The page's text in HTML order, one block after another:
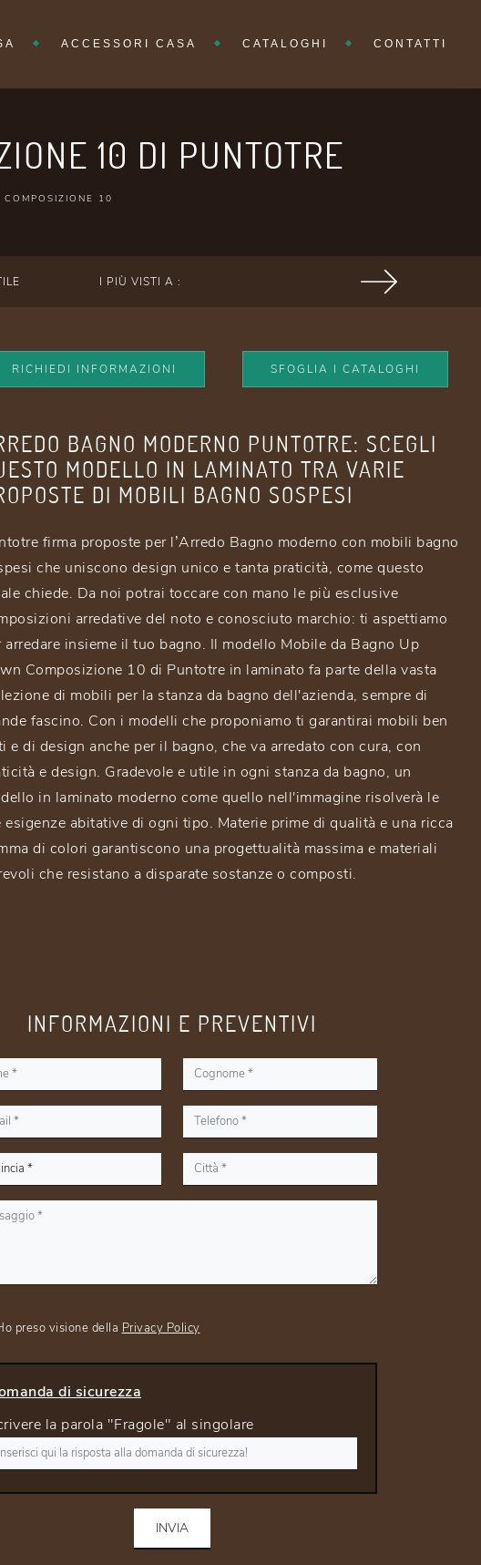
ACCESSORI CASA CATALOGHI CONTATTI
10 DI PUNTOTRE
10
I PIÙ VISTI A :
RICHIEDI INFORMAZIONI SFOGLIA I CATALOGHI
BAGNO MODERNO PUNTOTRE: SCEGLI
MODELLO IN LAMINATO TRA VARIE
DI MOBILI BAGNO SOSPESI
firma proposte per l’Arredo Bagno moderno con mobili bagno
che uniscono design unico e tanta praticità, come questo
chiede. Da noi potrai toccare con mano le più esclusive
arredative del noto e conosciuto marchio: ti aspettiamo
arredare insieme il tuo bagno. Il modello Mobile da Bagno Up
Composizione 10 di Puntotre in laminato fa parte della vasta
di mobili per la stanza da bagno dell'azienda, sempre di
fascino. Con i modelli che proponiamo ti garantirai mobili ben
e di design anche per il bagno, che va arredato con cura, con
e design. Gradevole e utile in ogni stanza da bagno, un
in laminato moderno come quello nell'immagine risolverà le
esigenze abitative di ogni tipo. Materie prime di qualità e una ricca
di colori garantiscono una progettualità massima e materiali
che resistano a disparate sostanze o composti.
INFORMAZIONI E PREVENTIVI
preso visione della Privacy Policy
di sicurezza
la parola "Fragole" al singolare
INVIA